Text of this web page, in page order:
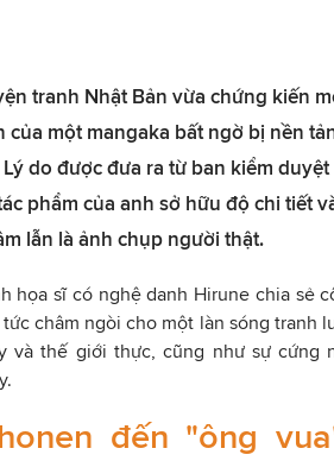
tranh Nhật Bản vừa chứng kiến
một mangaka bất ngờ bị nền
do được đưa ra từ ban kiểm duyệt
phẩm của anh sở hữu độ chi tiết
lẫn là ảnh chụp người thật.
họa sĩ có nghệ danh Hirune chia sẻ
châm ngòi cho một làn sóng tranh
và thế giới thực, cũng như sự cứng
đến "ông